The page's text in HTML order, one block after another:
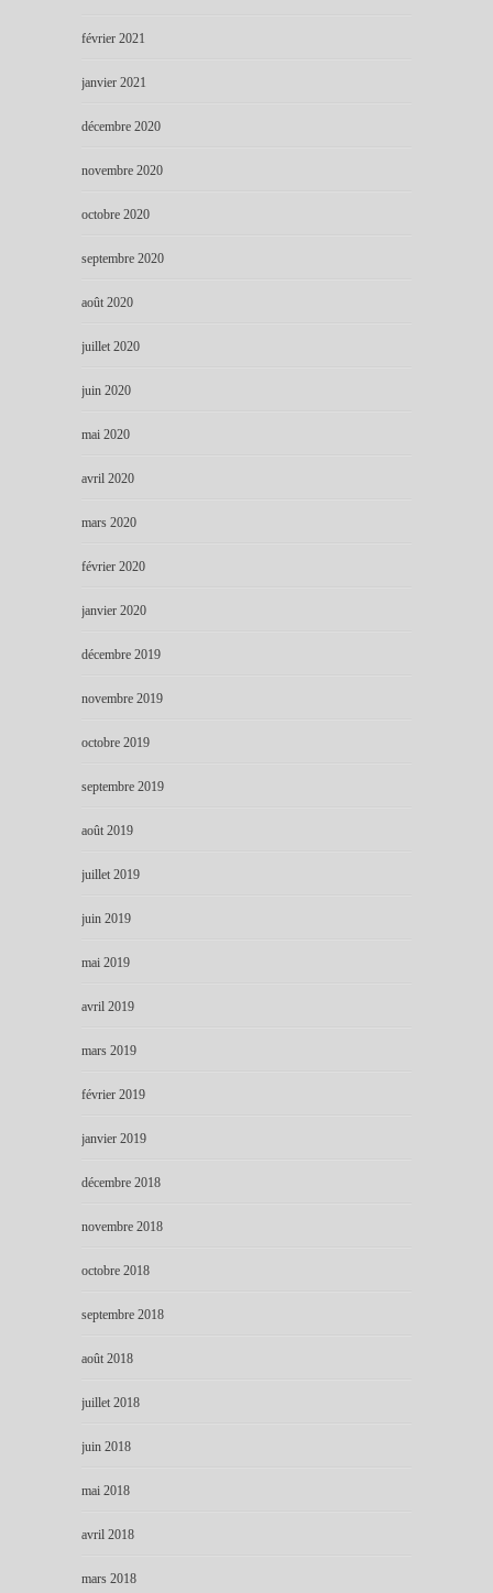
février 2021
janvier 2021
décembre 2020
novembre 2020
octobre 2020
septembre 2020
août 2020
juillet 2020
juin 2020
mai 2020
avril 2020
mars 2020
février 2020
janvier 2020
décembre 2019
novembre 2019
octobre 2019
septembre 2019
août 2019
juillet 2019
juin 2019
mai 2019
avril 2019
mars 2019
février 2019
janvier 2019
décembre 2018
novembre 2018
octobre 2018
septembre 2018
août 2018
juillet 2018
juin 2018
mai 2018
avril 2018
mars 2018